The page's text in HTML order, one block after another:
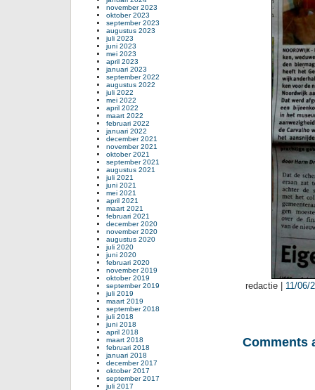
redactie | 11/06/
Comments
november 2023
oktober 2023
september 2023
augustus 2023
juli 2023
juni 2023
mei 2023
april 2023
januari 2023
september 2022
augustus 2022
juli 2022
mei 2022
april 2022
maart 2022
februari 2022
januari 2022
december 2021
november 2021
oktober 2021
september 2021
augustus 2021
juli 2021
juni 2021
mei 2021
april 2021
maart 2021
februari 2021
december 2020
november 2020
augustus 2020
juli 2020
juni 2020
februari 2020
november 2019
oktober 2019
september 2019
juli 2019
maart 2019
september 2018
juli 2018
juni 2018
april 2018
maart 2018
februari 2018
januari 2018
december 2017
oktober 2017
september 2017
juli 2017